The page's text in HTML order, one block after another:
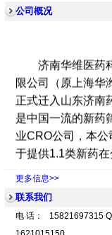
公司概况
济南华维医药
限公司（原上海华
正式迁入山东济南
是中国一流的新药
业 CRO
公司，本公
于提供
1.1
类新药
平、细胞水平、动
上的药效学筛选服
济南华维
可以提供的筛选服
更多信息>>
联系我们
电 话： 15821697315